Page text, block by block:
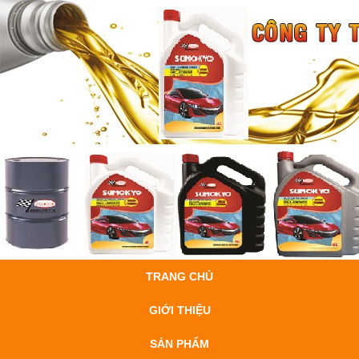
TRANG CHỦ
GIỚI THIỆU
SẢN PHẨM